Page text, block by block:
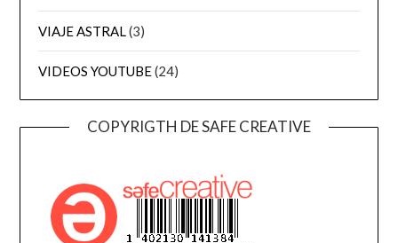
VIAJE ASTRAL(3)
VIDEOS YOUTUBE(24)
COPYRIGTH DE SAFE CREATIVE